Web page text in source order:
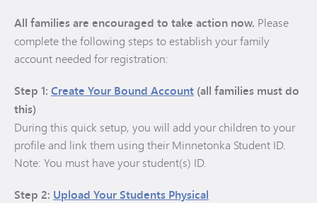
All families are encouraged to take action now. Please
complete the following steps to establish your family
account needed for registration:
Step 1: Create Your Bound Account (all families must do
this)
During this quick setup, you will add your children to your
profile and link them using their Minnetonka Student ID.
Note: You must have your student(s) ID.
Step 2: Upload Your Students Physical